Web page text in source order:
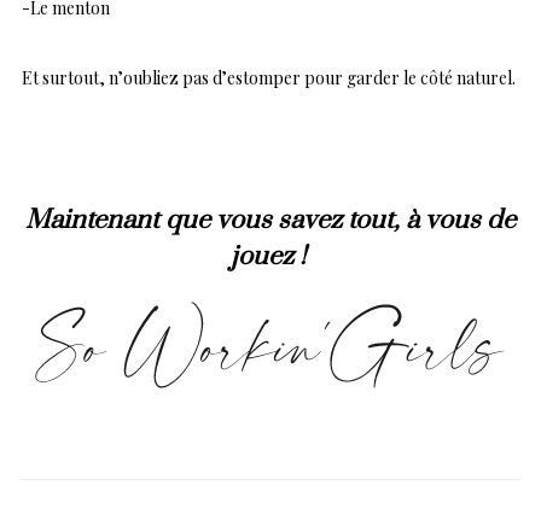
-Le menton
Et surtout, n’oubliez pas d’estomper pour garder le côté naturel.
Maintenant que vous savez tout, à vous de
jouez !